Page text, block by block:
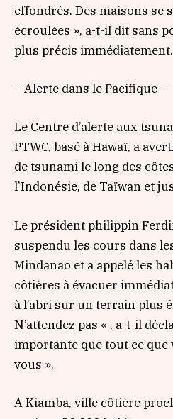
effondrés. Des maisons se
écroulées », a-t-il dit sans
plus précis immédiatement.
– Alerte dans le Pacifique –
Le Centre d’alerte aux
PTWC, basé à Hawaï, a
de tsunami le long des
l’Indonésie, de Taïwan et
Le président philippin
suspendu les cours dans
Mindanao et a appelé les
côtières à évacuer
à l’abri sur un terrain plus
N’attendez pas « , a-t-il
importante que tout ce
vous ».
A Kiamba, ville côtière